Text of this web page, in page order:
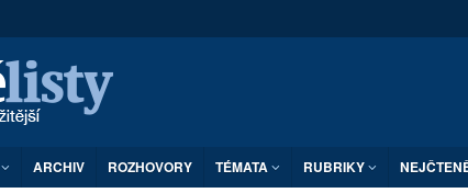
ARCHIV ROZHOVORY TÉMATA RUBRIKY